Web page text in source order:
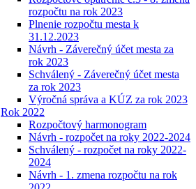
rozpočtu na rok 2023
Plnenie rozpočtu mesta k
31.12.2023
Návrh - Záverečný účet mesta za
rok 2023
Schválený - Záverečný účet mesta
za rok 2023
Výročná správa a KÚZ za rok 2023
Rok 2022
Rozpočtový harmonogram
Návrh - rozpočet na roky 2022-2024
Schválený - rozpočet na roky 2022-
2024
Návrh - 1. zmena rozpočtu na rok